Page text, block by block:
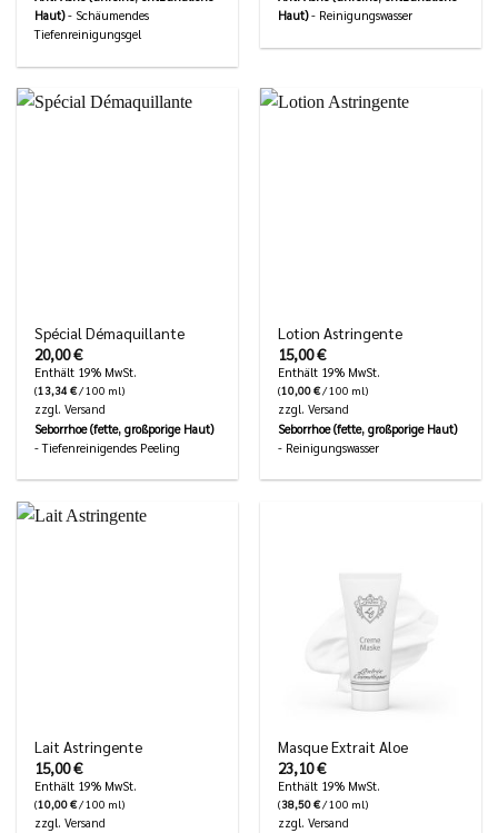
Haut)- Schäumendes
Tiefenreinigungsgel
Haut)- Reinigungswasser
Spécial Démaquillante
20,00€
Enthält 19% MwSt.
(13,34€/ 100 ml)
zzgl.Versand
Seborrhoe (fette, großporige Haut)
- Tiefenreinigendes Peeling
Lotion Astringente
15,00€
Enthält 19% MwSt.
(10,00€/ 100 ml)
zzgl.Versand
Seborrhoe (fette, großporige Haut)
- Reinigungswasser
Lait Astringente
15,00€
Enthält 19% MwSt.
(10,00€/ 100 ml)
zzgl.Versand
Masque Extrait Aloe
23,10€
Enthält 19% MwSt.
(38,50€/ 100 ml)
zzgl.Versand